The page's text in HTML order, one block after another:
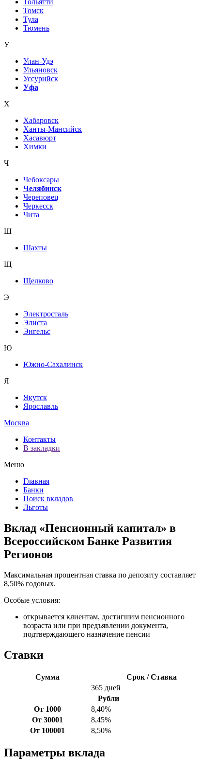
Тольятти
Томск
Тула
Тюмень
У
Улан-Удэ
Ульяновск
Уссурийск
Уфа
Х
Хабаровск
Ханты-Мансийск
Хасавюрт
Химки
Ч
Чебоксары
Челябинск
Череповец
Черкесск
Чита
Ш
Шахты
Щ
Щелково
Э
Электросталь
Элиста
Энгельс
Ю
Южно-Сахалинск
Я
Якутск
Ярославль
Москва
Контакты
В закладки
Меню
Главная
Банки
Поиск вкладов
Льготы
Вклад «Пенсионный капитал» в
Всероссийском Банке Развития
Регионов
Максимальная процентная ставка по депозиту составляет
8,50% годовых.
Особые условия:
открывается клиентам, достигшим пенсионного
возраста или при предъявлении документа,
подтверждающего назначение пенсии
Ставки
Сумма
Срок / Ставка
365 дней
Рубли
От 1000
8,40%
От 30001
8,45%
От 100001
8,50%
Параметры вклада